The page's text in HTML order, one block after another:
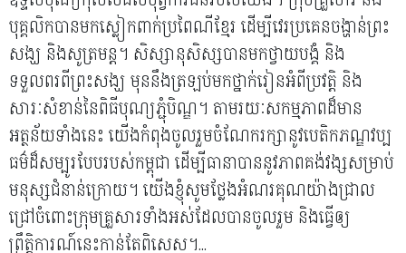
បុគ្គលិកបានមកស្លៀកពាក់ប្រពៃណីខ្មែរ ដើម្បីវេរប្រគេនចង្ហាន់ព្រះ
សង្ឃ និងសូត្រមន្ត។ សិស្សានុសិស្សបានមកថ្វាយបង្គំ និង
ទទួលពរពីព្រះសង្ឃ មុននឹងត្រឡប់មកថ្នាក់រៀនអំពីប្រវត្តិ និង
សារៈសំខាន់នៃពិធីបុណ្យភ្ជុំបិណ្ឌ។ តាមរយៈសកម្មភាពដ៏មាន
អត្ថន័យទាំងនេះ យើងកំពុងចូលរួមចំណែករក្សានូវបេតិកភណ្ឌវប្ប
ធម៌ដ៏សម្បូរបែបរបស់កម្ពុជា ដើម្បីធានាបាននូវភាពគង់វង្សសម្រាប់
មនុស្សជំនាន់ក្រោយ។ យើងខ្ញុំសូមថ្លែងអំណរគុណយ៉ាងជ្រាល
ជ្រៅចំពោះក្រុមគ្រួសារទាំងអស់ដែលបានចូលរួម និងធ្វើឲ្យ
ព្រឹត្តិការណ៍នេះកាន់តែពិសេស។...